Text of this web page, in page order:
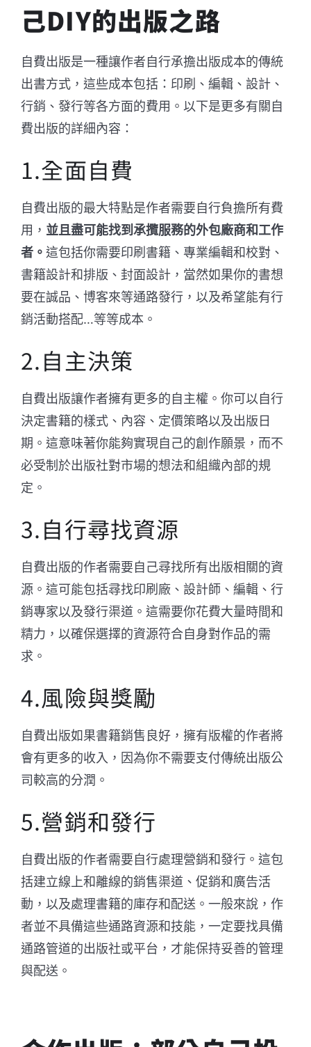
己DIY的出版之路
自費出版是一種讓作者自行承擔出版成本的傳統
出書方式，這些成本包括：印刷、編輯、設計、
行銷、發行等各方面的費用。以下是更多有關自
費出版的詳細內容：
1.全面自費
自費出版的最大特點是作者需要自行負擔所有費
用， 並且盡可能找到承攬服務的外包廠商和工作
者。 這包括你需要印刷書籍、專業編輯和校對、
書籍設計和排版、封面設計，當然如果你的書想
要在誠品、博客來等通路發行，以及希望能有行
銷活動搭配…等等成本。
2.自主決策
自費出版讓作者擁有更多的自主權。你可以自行
決定書籍的樣式、內容、定價策略以及出版日
期。這意味著你能夠實現自己的創作願景，而不
必受制於出版社對市場的想法和組織內部的規
定。
3.自行尋找資源
自費出版的作者需要自己尋找所有出版相關的資
源。這可能包括尋找印刷廠、設計師、編輯、行
銷專家以及發行渠道。這需要你花費大量時間和
精力，以確保選擇的資源符合自身對作品的需
求。
4.風險與獎勵
自費出版如果書籍銷售良好，擁有版權的作者將
會有更多的收入，因為你不需要支付傳統出版公
司較高的分潤。
5.營銷和發行
自費出版的作者需要自行處理營銷和發行。這包
括建立線上和離線的銷售渠道、促銷和廣告活
動，以及處理書籍的庫存和配送。一般來說，作
者並不具備這些通路資源和技能，一定要找具備
通路管道的出版社或平台，才能保持妥善的管理
與配送。